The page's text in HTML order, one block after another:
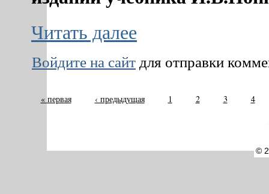
Читать далее
Войдите на сайтдля отправки
« первая ‹ предыдущая 1 2 3 4
©